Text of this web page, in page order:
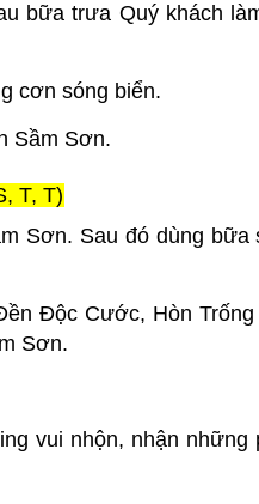
bữa trưa Quý khách
cơn sóng biển.
Sầm Sơn.
T, T)
Sơn. Sau đó dùng bữa
Độc Cước, Hòn Trống
Sơn.
vui nhộn, nhận những